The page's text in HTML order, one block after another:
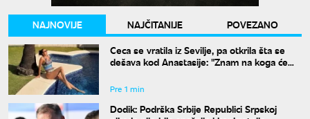
NAJNOVIJE NAJČITANIJE
POVEZANO
Ceca se vratila iz Sevilje, pa otkrila šta se
dešava kod Anastasije: "Znam na koga će
Pre 1 min
Dodik: Podrška Srbije Republici Srpskoj